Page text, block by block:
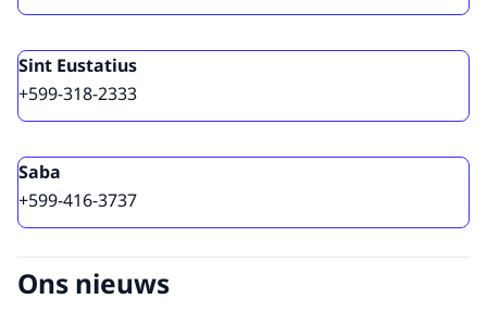
Sint Eustatius
+599-318-2333
Saba
+599-416-3737
Ons nieuws